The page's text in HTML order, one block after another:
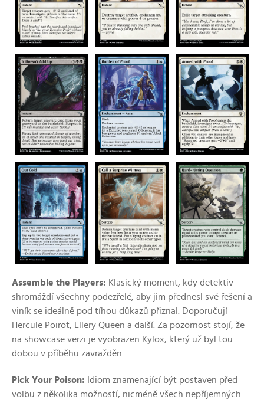
Assemble the Players: Klasický moment, kdy detektiv
shromáždí všechny podezřelé, aby jim přednesl své řešení a
viník se ideálně pod tíhou důkazů přiznal. Doporučují
Hercule Poirot, Ellery Queen a další. Za pozornost stojí, že
na showcase verzi je vyobrazen Kylox, který už byl tou
dobou v příběhu zavražděn.
Pick Your Poison: Idiom znamenající být postaven před
volbu z několika možností, nicméně všech nepříjemných.